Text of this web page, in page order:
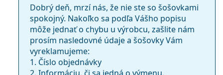
Dobrý deň, mrzí nás, že nie ste so šošovkami
spokojný. Nakoľko sa podľa Vášho popisu
môže jednať o chybu u výrobcu, zašlite nám
prosím nasledovné údaje a šošovky Vám
vyreklamujeme:
1. Číslo objednávky